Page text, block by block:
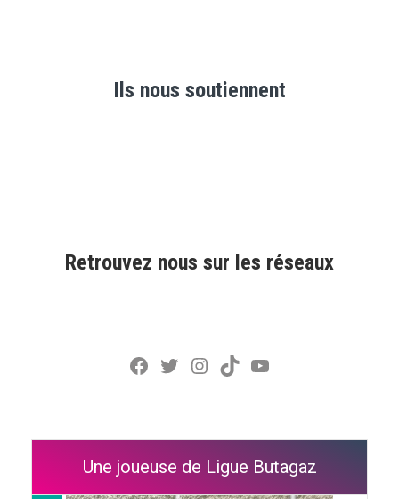
Ils nous soutiennent
Retrouvez nous sur les réseaux
Facebook
Twitter
Instagram
TikTokYouTube
Une joueuse de Ligue Butagaz